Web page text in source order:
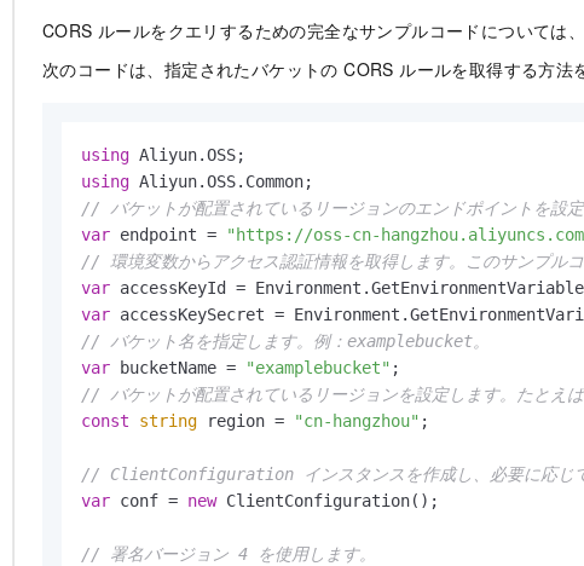
CORS ルールをクエリするための完全なサンプルコードについては
次のコードは、指定されたバケットの CORS ルールを取得する方法
using
using
// バケットが配置されているリージョンのエンドポイントを
var endpoint = "https://oss-cn-
// 環境変数からアクセス認証情報を取得します。このサンプルコ
var accessKeyId =
var accessKeySecret =
// バケット名を指定します。例：examplebucket。
var bucketName = "examplebucket"
// バケットが配置されているリージョンを設定します。たと
const
string region = "cn-hangzhou" ;
// ClientConfiguration インスタンスを作成し、必要に応じて
var conf = new ClientConfiguration();
// 署名バージョン 4 を使用します。